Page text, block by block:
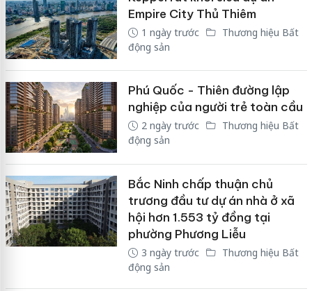
Empire City Thủ Thiêm
1 ngày trước
Thương hiệu Bất
động sản
Phú Quốc - Thiên đường lập
nghiệp của người trẻ toàn cầu
2 ngày trước
Thương hiệu Bất
động sản
Bắc Ninh chấp thuận chủ
trương đầu tư dự án nhà ở xã
hội hơn 1.553 tỷ đồng tại
phường Phương Liễu
3 ngày trước
Thương hiệu Bất
động sản